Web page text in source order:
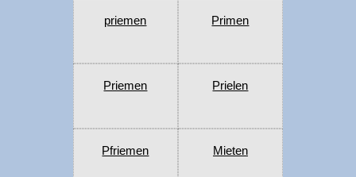
priemen Primen
Priemen Prielen
Pfriemen Mieten